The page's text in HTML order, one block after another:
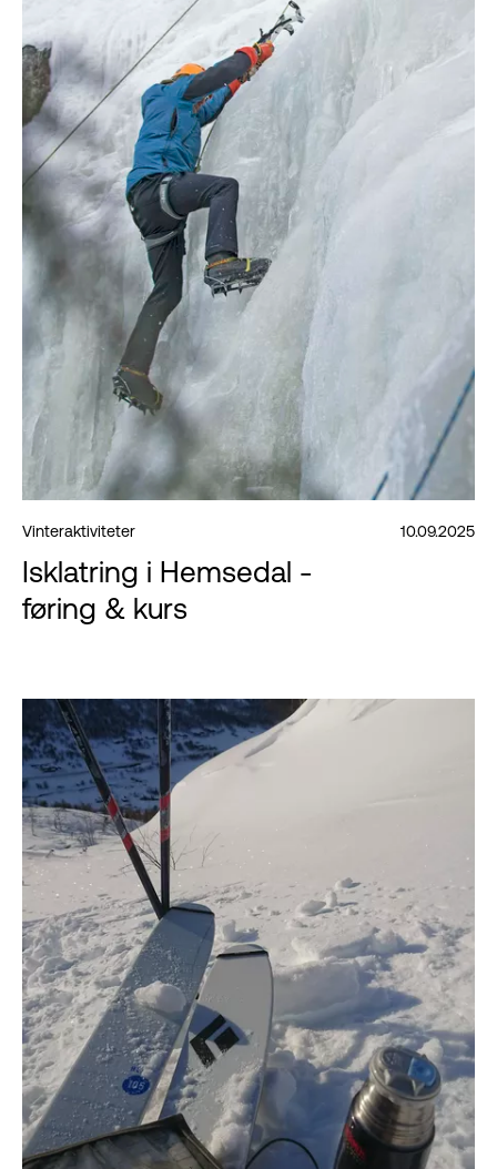
Vinteraktiviteter 10.09.2025
Isklatring i Hemsedal -
føring & kurs